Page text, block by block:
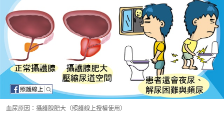
血尿原因：攝護腺肥大（照護線上授權使用）